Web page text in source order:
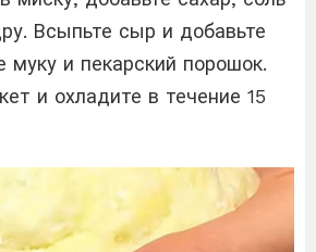
Всыпьте сыр и добавьте
муку и пекарский порошок.
и охладите в течение 15